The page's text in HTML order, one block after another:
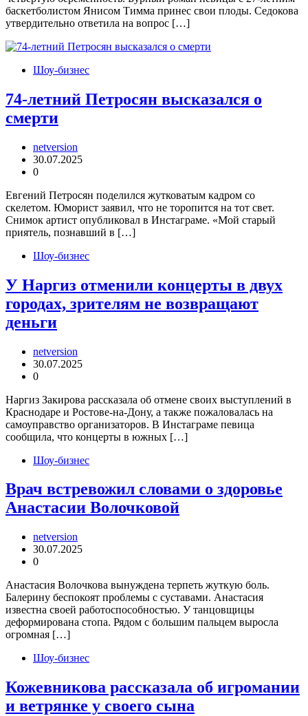
баскетболистом Янисом Тимма принес свои плоды. Седокова
утвердительно ответила на вопрос […]
Шоу-бизнес
74-летний Петросян высказался о
смерти
netversion
30.07.2025
0
Евгений Петросян поделился жутковатым кадром со
скелетом. Юморист заявил, что не торопится на тот свет.
Снимок артист опубликовал в Инстаграме. «Мой старый
приятель, познавший в […]
Шоу-бизнес
У Наргиз отменили концерты в двух
городах, зрителям не возвращают
деньги
netversion
30.07.2025
0
Наргиз Закирова рассказала об отмене своих выступлений в
Краснодаре и Ростове-на-Дону, а также пожаловалась на
самоуправство организаторов. В Инстаграме певица
сообщила, что концерты в южных […]
Шоу-бизнес
Врач встревожил словами о здоровье
Анастасии Волочковой
netversion
30.07.2025
0
Анастасия Волочкова вынуждена терпеть жуткую боль.
Балерину беспокоят проблемы с суставами. Анастасия
известна своей работоспособностью. У танцовщицы
деформирована стопа. Рядом с большим пальцем выросла
огромная […]
Шоу-бизнес
Кожевникова рассказала об игромании
и ветрянке у своего сына